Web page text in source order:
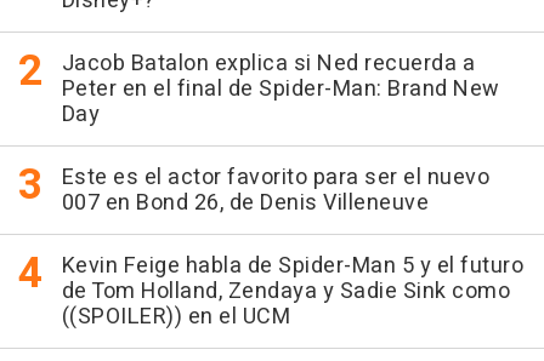
Jacob Batalon explica si Ned recuerda a
Peter en el final de Spider-Man: Brand New
Day
Este es el actor favorito para ser el nuevo
007 en Bond 26, de Denis Villeneuve
Kevin Feige habla de Spider-Man 5 y el futuro
de Tom Holland, Zendaya y Sadie Sink como
((SPOILER)) en el UCM